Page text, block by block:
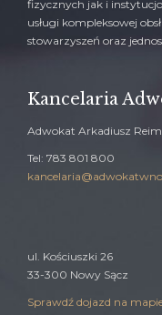
fizycznych jak i
usługi kompleksowej
stowarzyszeń oraz
Kancelaria
Adwokat Arkadiusz
Tel: 783 801 800
ul. Kościuszki 26
33-300 Nowy Sącz
Sprawdź dojazd na